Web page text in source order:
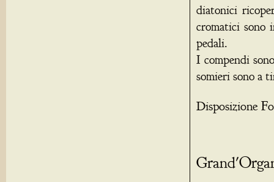
diatonici
cromatici sono
pedali.
I compendi
somieri sono a
Disposizione